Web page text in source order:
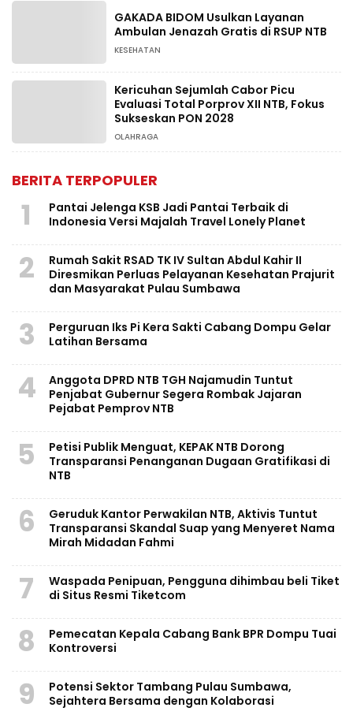
GAKADA BIDOM Usulkan Layanan
Ambulan Jenazah Gratis di RSUP NTB
KESEHATAN
Kericuhan Sejumlah Cabor Picu
Evaluasi Total Porprov XII NTB, Fokus
Sukseskan PON 2028
OLAHRAGA
BERITA TERPOPULER
1
Pantai Jelenga KSB Jadi Pantai Terbaik di
Indonesia Versi Majalah Travel Lonely Planet
2
Rumah Sakit RSAD TK IV Sultan Abdul Kahir II
Diresmikan Perluas Pelayanan Kesehatan Prajurit
dan Masyarakat Pulau Sumbawa
3
Perguruan Iks Pi Kera Sakti Cabang Dompu Gelar
Latihan Bersama
4
Anggota DPRD NTB TGH Najamudin Tuntut
Penjabat Gubernur Segera Rombak Jajaran
Pejabat Pemprov NTB
5
Petisi Publik Menguat, KEPAK NTB Dorong
Transparansi Penanganan Dugaan Gratifikasi di
NTB
6
Geruduk Kantor Perwakilan NTB, Aktivis Tuntut
Transparansi Skandal Suap yang Menyeret Nama
Mirah Midadan Fahmi
7
Waspada Penipuan, Pengguna dihimbau beli Tiket
di Situs Resmi Tiketcom
8
Pemecatan Kepala Cabang Bank BPR Dompu Tuai
Kontroversi
9
Potensi Sektor Tambang Pulau Sumbawa,
Sejahtera Bersama dengan Kolaborasi